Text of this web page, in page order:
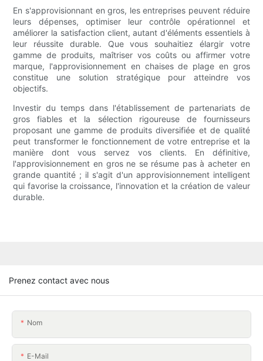
En s'approvisionnant en gros, les entreprises peuvent réduire
leurs dépenses, optimiser leur contrôle opérationnel et
améliorer la satisfaction client, autant d'éléments essentiels à
leur réussite durable. Que vous souhaitiez élargir votre
gamme de produits, maîtriser vos coûts ou affirmer votre
marque, l'approvisionnement en chaises de plage en gros
constitue une solution stratégique pour atteindre vos
objectifs.
Investir du temps dans l'établissement de partenariats de
gros fiables et la sélection rigoureuse de fournisseurs
proposant une gamme de produits diversifiée et de qualité
peut transformer le fonctionnement de votre entreprise et la
manière dont vous servez vos clients. En définitive,
l'approvisionnement en gros ne se résume pas à acheter en
grande quantité ; il s'agit d'un approvisionnement intelligent
qui favorise la croissance, l'innovation et la création de valeur
durable.
Prenez contact avec nous
Nom
E-Mail